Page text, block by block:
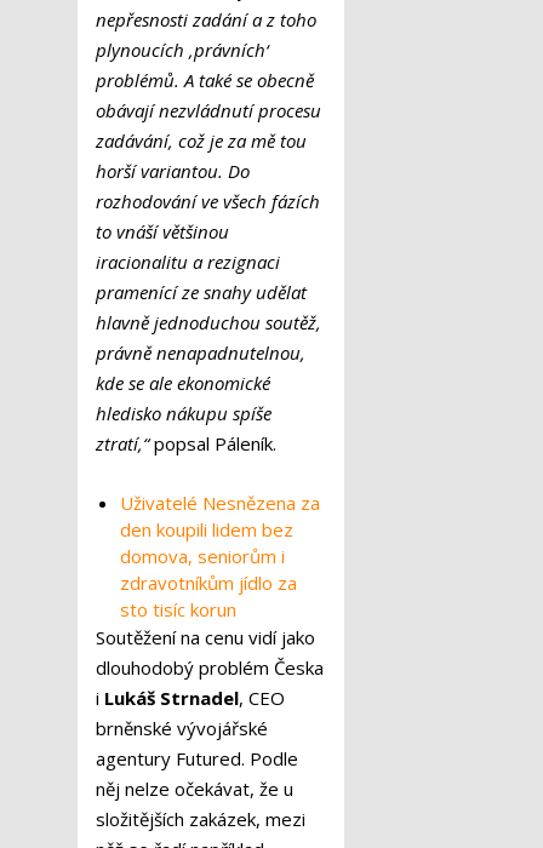
nepřesnosti zadání a z toho
plynoucích ‚právních‘
problémů. A také se obecně
obávají nezvládnutí procesu
zadávání, což je za mě tou
horší variantou. Do
rozhodování ve všech fázích
to vnáší většinou
iracionalitu a rezignaci
pramenící ze snahy udělat
hlavně jednoduchou soutěž,
právně nenapadnutelnou,
kde se ale ekonomické
hledisko nákupu spíše
ztratí,“popsal Páleník.
Uživatelé Nesnězena za
den koupili lidem bez
domova, seniorům i
zdravotníkům jídlo za
sto tisíc korun
Soutěžení na cenu vidí jako
dlouhodobý problém Česka
i Lukáš Strnadel, CEO
brněnské vývojářské
agentury Futured. Podle
něj nelze očekávat, že u
složitějších zakázek, mezi